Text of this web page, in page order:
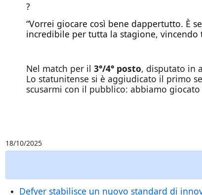
?
“Vorrei giocare così bene dappertutto. È
incredibile per tutta la stagione,
Nel match per il 3°/4° posto, disputato in
Lo statunitense si è aggiudicato il primo
scusarmi con il pubblico: abbiamo
18/10/2025
Defyer stabilisce un nuovo standard di